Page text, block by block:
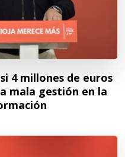
4 millones de euros
mala gestión en la